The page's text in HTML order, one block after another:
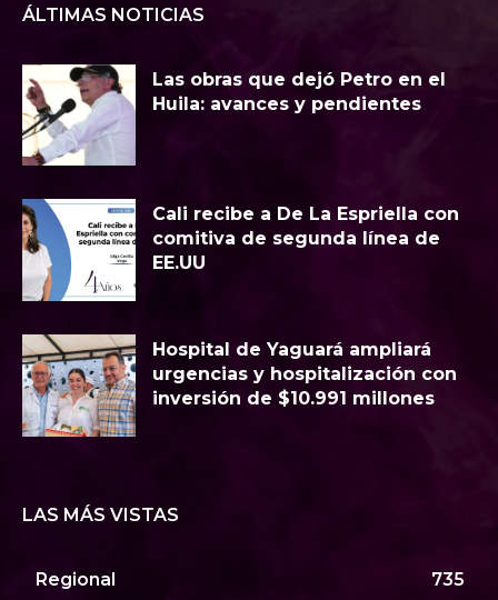
ÁLTIMAS NOTICIAS
Las obras que dejó Petro en el
Huila: avances y pendientes
Cali recibe a De La Espriella con
comitiva de segunda línea de
EE.UU
Hospital de Yaguará ampliará
urgencias y hospitalización con
inversión de $10.991 millones
LAS MÁS VISTAS
Regional 735